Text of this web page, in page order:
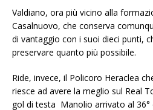
Valdiano, ora più vicino alla
Casalnuovo, che conserva
di vantaggio con i suoi dieci punti,
preservare quanto più possibile.
Ride, invece, il Policoro Heraclea
riesce ad avere la meglio sul Real
gol di testa Manolio arrivato al 36°